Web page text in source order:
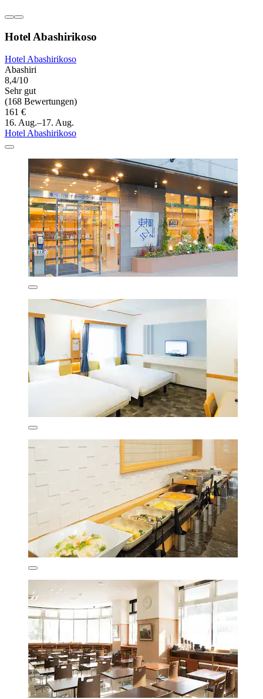
Hotel Abashirikoso
Hotel Abashirikoso
Abashiri
8,4/10
Sehr gut
(168 Bewertungen)
161 €
16. Aug.–17. Aug.
Hotel Abashirikoso